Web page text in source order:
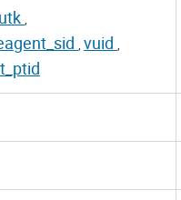
,
, vuid ,